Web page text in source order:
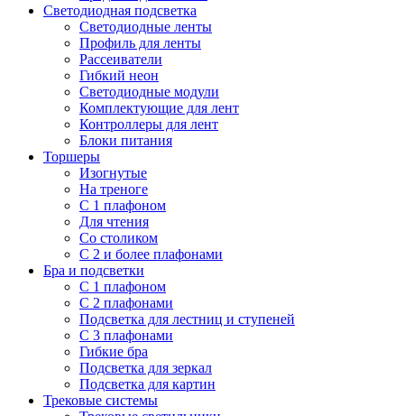
Светодиодная подсветка
Светодиодные ленты
Профиль для ленты
Рассеиватели
Гибкий неон
Светодиодные модули
Комплектующие для лент
Контроллеры для лент
Блоки питания
Торшеры
Изогнутые
На треноге
С 1 плафоном
Для чтения
Со столиком
С 2 и более плафонами
Бра и подсветки
С 1 плафоном
С 2 плафонами
Подсветка для лестниц и ступеней
С 3 плафонами
Гибкие бра
Подсветка для зеркал
Подсветка для картин
Трековые системы